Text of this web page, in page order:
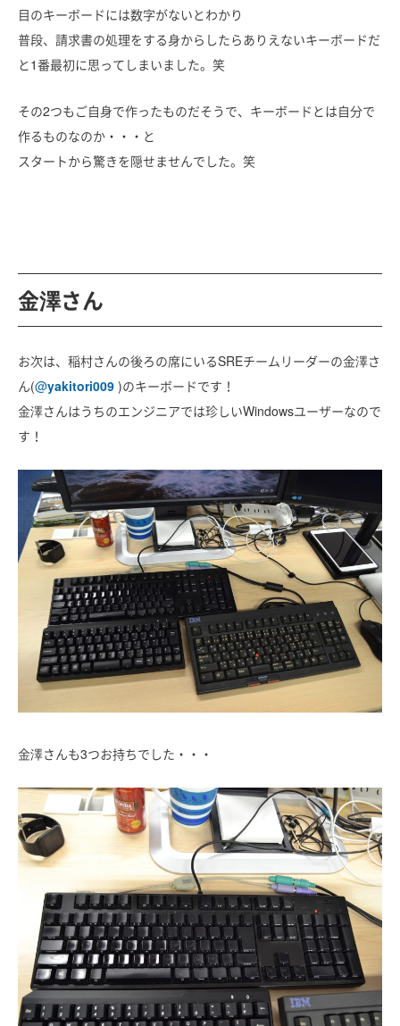
目のキーボードには数字がないとわかり
普段、請求書の処理をする身からしたらありえないキーボードだ
と1番最初に思ってしまいました。笑
その2つもご自身で作ったものだそうで、キーボードとは自分で
作るものなのか・・・と
スタートから驚きを隠せませんでした。笑
金澤さん
お次は、稲村さんの後ろの席にいるSREチームリーダーの金澤さ
ん(@yakitori009 )のキーボードです！
金澤さんはうちのエンジニアでは珍しいWindowsユーザーなので
す！
金澤さんも3つお持ちでした・・・